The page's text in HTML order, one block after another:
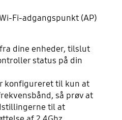
Fi-adgangspunkt (AP)
dine enheder, tilslut
status på din
konfigureret til kun at
så prøv at
til at